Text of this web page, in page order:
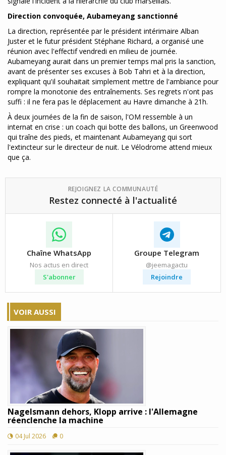
Direction convoquée, Aubameyang sanctionné
La direction, représentée par le président intérimaire Alban
Juster et le futur président Stéphane Richard, a organisé une
réunion avec l'effectif vendredi en milieu de journée.
Aubameyang aurait dans un premier temps mal pris la sanction,
avant de présenter ses excuses à Bob Tahri et à la direction,
expliquant qu'il souhaitait simplement mettre de l'ambiance pour
rompre la monotonie des entraînements. Ses regrets n'ont pas
suffi : il ne fera pas le déplacement au Havre dimanche à 21h.
À deux journées de la fin de saison, l'OM ressemble à un
internat en crise : un coach qui botte des ballons, un Greenwood
qui traîne des pieds, et maintenant Aubameyang qui sort
l'extincteur sur le directeur de nuit. Le Vélodrome attend mieux
que ça.
REJOIGNEZ LA COMMUNAUTÉ
Restez connecté à l'actualité
Chaîne WhatsApp
Nos actus en direct
S'abonner
Groupe Telegram
@jeemagactu
Rejoindre
VOIR AUSSI
Nagelsmann dehors, Klopp arrive : l'Allemagne
réenclenche la machine
04 Jul 2026 0